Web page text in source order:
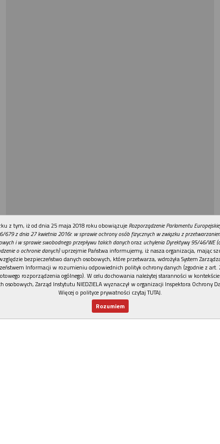
REKLAMA
z tym, iż od dnia 25 maja 2018 roku obowiązuje Rozporządzenie Parlamentu
679 z dnia 27 kwietnia 2016r. w sprawie ochrony osób fizycznych w związku z
i w sprawie swobodnego przepływu takich danychoraz uchylenia Dyrektywy 95/46/WE
o ochronie danych)uprzejmie Państwa informujemy, iż nasza organizacja, mając
bezpieczeństwo danych osobowych, które przetwarza, wdrożyła System
Informacji w rozumieniu odpowiednich polityk ochrony danych (zgodnie z art.
rozporządzenia ogólnego). W celu dochowania należytej staranności w
osobowych, Zarząd Instytutu NIEDZIELA wyznaczył w organizacji Inspektora Ochrony
Więcej o polityce prywatności czytaj TUTAJ.
Rozumiem